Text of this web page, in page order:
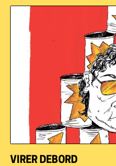
VIRER DEBORD